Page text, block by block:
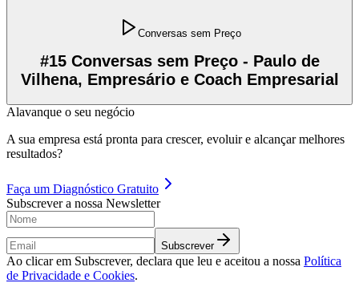
Conversas sem Preço
#15 Conversas sem Preço - Paulo de
Vilhena, Empresário e Coach Empresarial
Alavanque o seu negócio
A sua empresa está pronta para crescer, evoluir e alcançar melhores
resultados?
Faça um Diagnóstico Gratuito
Subscrever a nossa Newsletter
Subscrever
Ao clicar em Subscrever, declara que leu e aceitou a nossa Política
de Privacidade e Cookies.